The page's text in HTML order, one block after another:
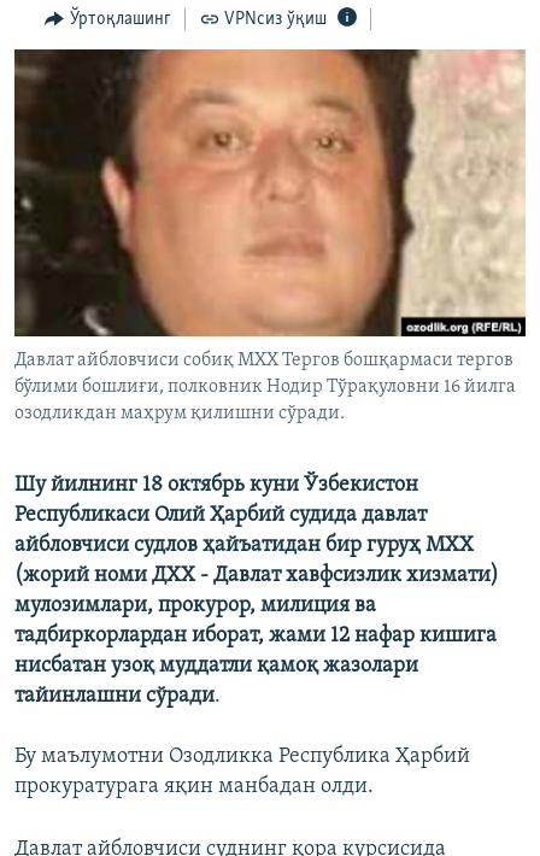
Озодлик бошқа тилларда
Ўртоқлашинг VPNсиз ўқиш
Давлат айбловчиси собиқ МХХ Тергов бошқармаси тергов
бўлими бошлиғи, полковник Нодир Тўрақуловни 16 йилга
озодликдан маҳрум қилишни сўради.
Шу йилнинг 18 октябрь куни Ўзбекистон
Республикаси Олий Ҳарбий судида давлат
айбловчиси судлов ҳайъатидан бир гуруҳ МХХ
(жорий номи ДХХ - Давлат хавфсизлик хизмати)
мулозимлари, прокурор, милиция ва
тадбиркорлардан иборат, жами 12 нафар кишига
нисбатан узоқ муддатли қамоқ жазолари
тайинлашни сўради.
Бу маълумотни Озодликка Республика Ҳарбий
прокуратурага яқин манбадан олди.
Давлат айбловчиси суднинг қора курсисида